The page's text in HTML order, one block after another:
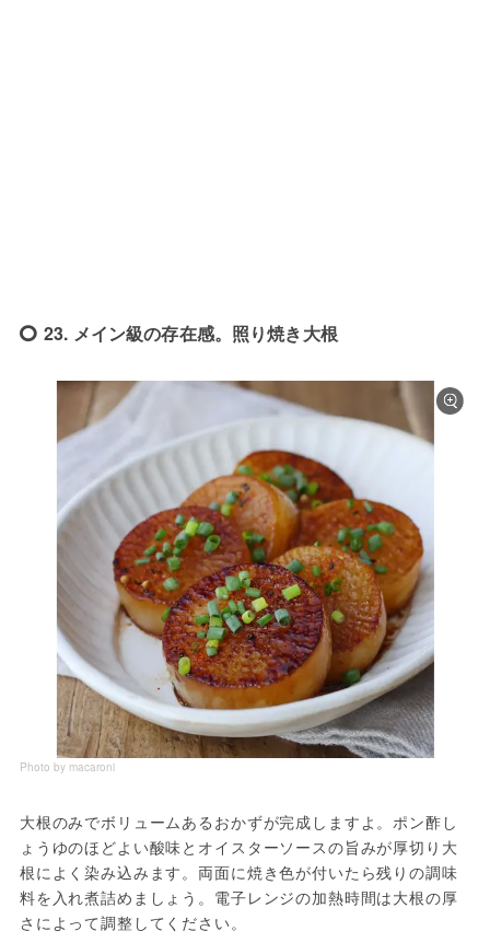
23. メイン級の存在感。照り焼き大根
Photo by macaroni
大根のみでボリュームあるおかずが完成しますよ。ポン酢し
ょうゆのほどよい酸味とオイスターソースの旨みが厚切り大
根によく染み込みます。両面に焼き色が付いたら残りの調味
料を入れ煮詰めましょう。電子レンジの加熱時間は大根の厚
さによって調整してください。